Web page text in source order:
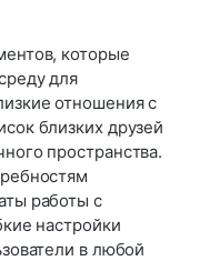
которые
для
отношения с
близких друзей
пространства.
работы с
настройки
в любой